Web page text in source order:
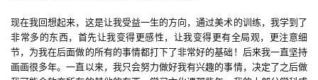
现在我回想起来，这是让我受益一生的方向，通过美术的训练，我学到了
非常多的东西，首先让我变得更感性，让我变得更有全局观，更注意细
节，为我在后面做的所有的事情都打下了非常好的基础！后来我一直坚持
画画很多年。一直以来，我只会努力做好我有兴趣的事情，决定了之后做